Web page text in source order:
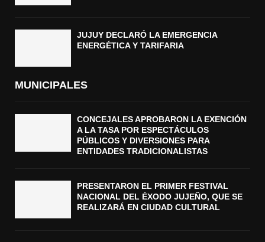
JUJUY DECLARÓ LA EMERGENCIA
ENERGÉTICA Y TARIFARIA
MUNICIPALES
CONCEJALES APROBARON LA EXENCIÓN
A LA TASA POR ESPECTÁCULOS
PÚBLICOS Y DIVERSIONES PARA
ENTIDADES TRADICIONALISTAS
PRESENTARON EL PRIMER FESTIVAL
NACIONAL DEL ÉXODO JUJEÑO, QUE SE
REALIZARÁ EN CIUDAD CULTURAL